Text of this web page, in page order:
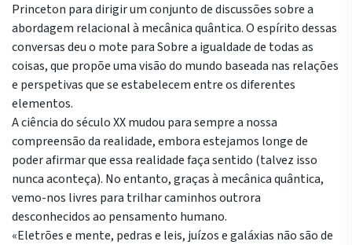
Princeton para dirigir um conjunto de discussões sobre a
abordagem relacional à mecânica quântica. O espírito dessas
conversas deu o mote para Sobre a igualdade de todas as
coisas, que propõe uma visão do mundo baseada nas relações
e perspetivas que se estabelecem entre os diferentes
elementos.
A ciência do século XX mudou para sempre a nossa
compreensão da realidade, embora estejamos longe de
poder afirmar que essa realidade faça sentido (talvez isso
nunca aconteça). No entanto, graças à mecânica quântica,
vemo-nos livres para trilhar caminhos outrora
desconhecidos ao pensamento humano.
«Eletrões e mente, pedras e leis, juízos e galáxias não são de